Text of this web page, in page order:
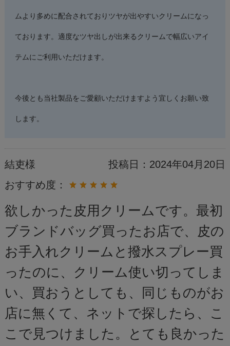
ムより多めに配合されておりツヤが出やすいクリームになっ
ております。適度なツヤ出しが出来るクリームで幅広いアイ
テムにご利用いただけます。
今後とも当社製品をご愛顧いただけますよう宜しくお願い致
します。
結吏様 投稿日： 2024年04月20日
おすすめ度：
欲しかった皮用クリームです。最初
ブランドバッグ買ったお店で、皮の
お手入れクリームと撥水スプレー買
ったのに、クリーム使い切ってしま
い、買おうとしても、同じものがお
店に無くて、ネットで探したら、こ
こで見つけました。とても良かった